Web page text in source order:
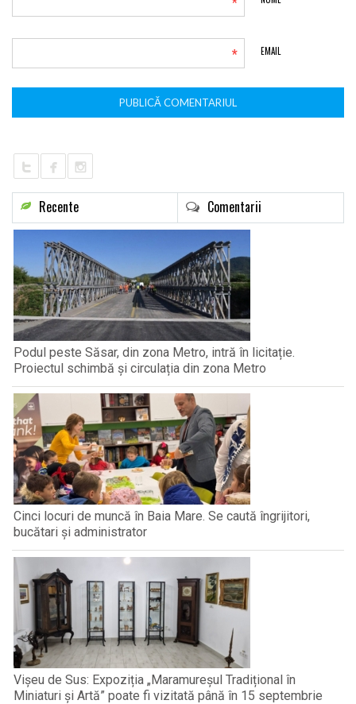
EMAIL
*
Recente Comentarii
Podul peste Săsar, din zona Metro, intră în licitație.
Proiectul schimbă și circulația din zona Metro
Cinci locuri de muncă în Baia Mare. Se caută îngrijitori,
bucătari și administrator
Vișeu de Sus: Expoziția „Maramureșul Tradițional în
Miniaturi și Artă” poate fi vizitată până în 15 septembrie